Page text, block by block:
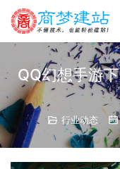
QQ幻想手游
行业动态